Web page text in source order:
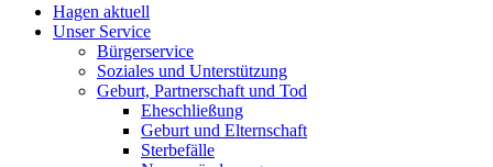
Hagen aktuell
Unser Service
Bürgerservice
Soziales und Unterstützung
Geburt, Partnerschaft und Tod
Eheschließung
Geburt und Elternschaft
Sterbefälle